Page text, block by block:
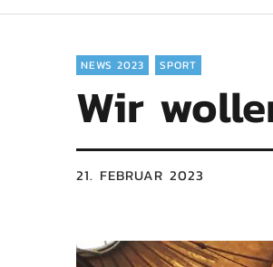
NEWS 2023 SPORT
Wir
21. FEBRUAR 2023